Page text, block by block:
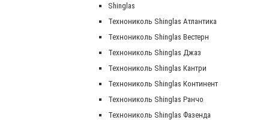
Shinglas
Технониколь Shinglas Атлантика
Технониколь Shinglas Вестерн
Технониколь Shinglas Джаз
Технониколь Shinglas Кантри
Технониколь Shinglas Континент
Технониколь Shinglas Ранчо
Технониколь Shinglas Фазенда